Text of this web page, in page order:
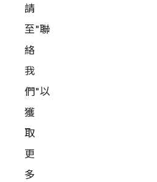
請
至"聯
絡
我
們"以
獲
取
更
多